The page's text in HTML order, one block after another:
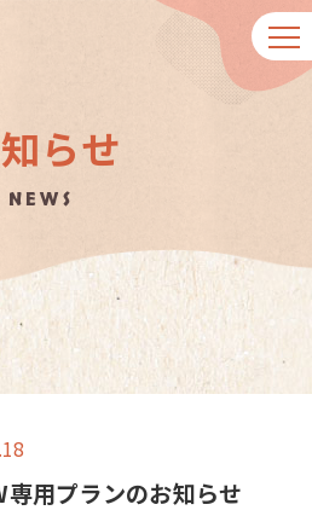
らせ
NEWS
用プランのお知らせ